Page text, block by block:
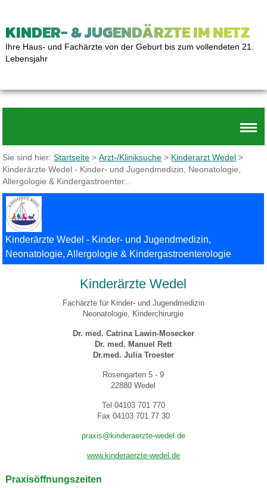
KINDER- & JUGENDÄRZTE IM NETZ
Ihre Haus- und Fachärzte von der Geburt bis zum vollendeten 21.
Lebensjahr
Sie sind hier:Startseite >Arzt-/Kliniksuche > Kinderarzt Wedel >
Kinderärzte Wedel - Kinder- und Jugendmedizin, Neonatologie,
Allergologie & Kindergastroenter...
Kinderärzte Wedel - Kinder- und Jugendmedizin,
Neonatologie, Allergologie & Kindergastroenterologie
Kinderärzte Wedel
Fachärzte für Kinder- und Jugendmedizin
Neonatologie, Kinderchirurgie
Dr. med. Catrina Lawin-Mosecker
Dr. med. Manuel Rett
Dr.med. Julia Troester
Rosengarten 5 - 9
22880 Wedel
Tel 04103 701 770
Fax 04103 701 77 30
praxis@kinderaerzte-wedel.de
www.kinderaerzte-wedel.de
Praxisöffnungszeiten